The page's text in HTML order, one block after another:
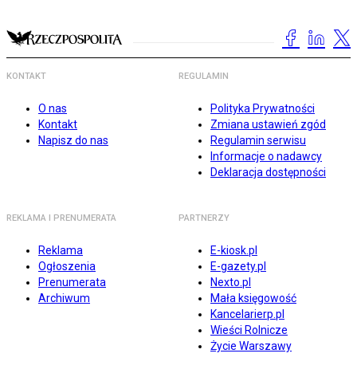
KONTAKT
O nas
Kontakt
Napisz do nas
REGULAMIN
Polityka Prywatności
Zmiana ustawień zgód
Regulamin serwisu
Informacje o nadawcy
Deklaracja dostępności
REKLAMA I PRENUMERATA
Reklama
Ogłoszenia
Prenumerata
Archiwum
PARTNERZY
E-kiosk.pl
E-gazety.pl
Nexto.pl
Mała księgowość
Kancelarierp.pl
Wieści Rolnicze
Życie Warszawy